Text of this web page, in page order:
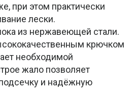
при этом практически
лески.
из нержавеющей стали.
крючком
необходимой
жало позволяет
и надёжную